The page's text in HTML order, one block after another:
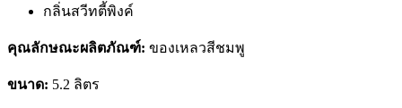
กลิ่นสวีทตี้พิงค์
คุณลักษณะผลิตภัณฑ์: ของเหลวสีชมพู
ขนาด: 5.2 ลิตร